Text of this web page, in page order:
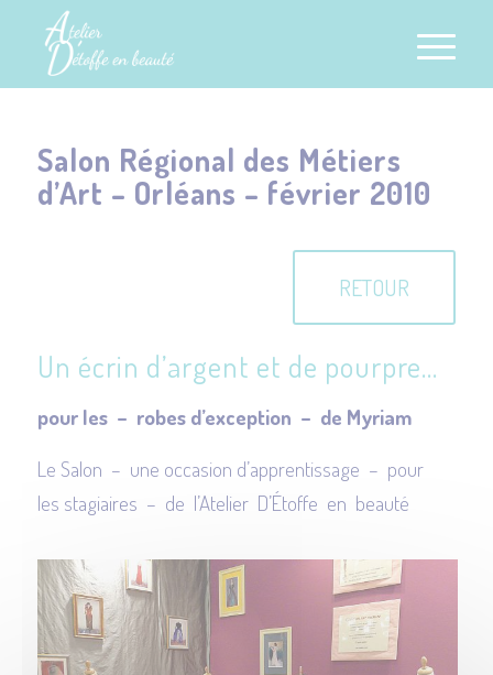
Salon Régional des Métiers
d’Art – Orléans – février 2010
RETOUR
Un écrin d’argent et de pourpre…
pour les – robes d’exception – de Myriam
Le Salon – une occasion d’apprentissage – pour
les stagiaires – de l’Atelier D’Étoffe en beauté